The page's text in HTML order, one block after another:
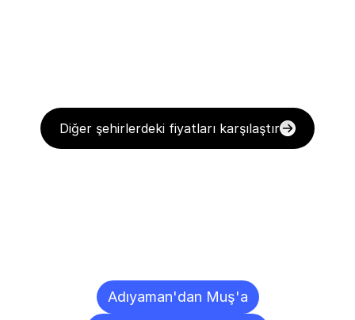
Diğer şehirlerdeki fiyatları karşılaştır
Adıyaman'dan Muş'a